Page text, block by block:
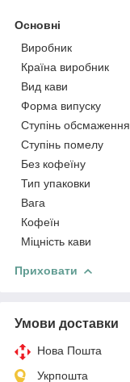
Основні
Виробник
Країна виробник
Вид кави
Форма випуску
Ступінь обсмаження
Ступінь помелу
Без кофеїну
Тип упаковки
Вага
Кофеїн
Міцність кави
Приховати
Умови доставки
Нова Пошта
Укрпошта